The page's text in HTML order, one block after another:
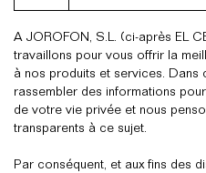
A JOROFON, S.L. (ci-après EL
travaillons pour vous offrir la
à nos produits et services. Dans
rassembler des informations
de votre vie privée et nous
transparents à ce sujet.
Par conséquent, et aux fins des